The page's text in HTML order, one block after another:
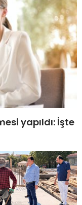
yapıldı: İşte